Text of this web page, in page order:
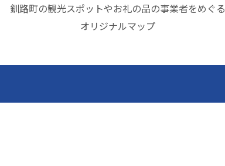
釧路町の観光スポットやお礼の品の事業者をめぐる
オリジナルマップ